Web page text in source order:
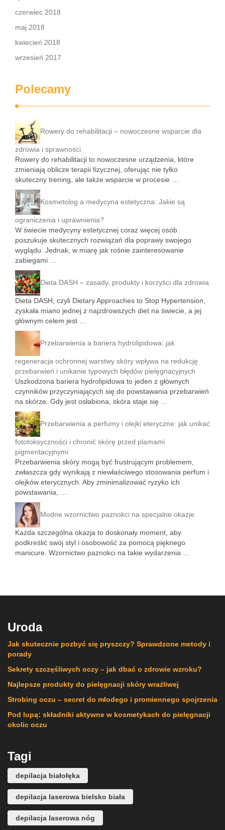
czerwiec 2018
maj 2018
kwiecień 2018
wrzesień 2017
Polecamy
Rowery do rehabilitacji – nowoczesne wsparcie dla
zdrowia i sprawności
Rowery do rehabilitacji to nowoczesne urządzenia, które
zmieniają oblicze terapii fizycznej, oferując nie tylko
skuteczny trening, ale także wsparcie w procesie …
Kosmetolog a medycyna estetyczna: Jakie są
ograniczenia i uprawnienia?
W świecie medycyny estetycznej coraz więcej osób
poszukuje skutecznych rozwiązań dla poprawy swojego
wyglądu. Jednak, w miarę jak rośnie zainteresowanie
zabiegami …
Dieta DASH – zasady, produkty i korzyści dla zdrowia
Dieta DASH, czyli Dietary Approaches to Stop Hypertension,
zyskała miano jednej z najzdrowszych diet na świecie, a jej
głównym celem jest …
Przebarwienia a bariera hydrolipidowa: jak
regeneracja ochronnej warstwy skóry wpływa na redukcję
przebarwień i unikanie typowych błędów pielęgnacyjnych
Uszkodzona bariera hydrolipidowa to jeden z głównych
czynników przyczyniających się do powstawania przebarwień
na skórze. Gdy jest osłabiona, skóra staje się …
Przebarwienia a perfumy i olejki eteryczne: jak unikać
fototoksyczności i chronić skórę przed plamami
pigmentacyjnymi
Przebarwienia skóry mogą być frustrującym problemem,
zwłaszcza gdy wynikają z niewłaściwego stosowania perfum i
olejków eterycznych. Aby zminimalizować ryzyko ich
powstawania, …
Modne wzornictwo paznokci na specjalne okazje
Każda szczególna okazja to doskonały moment, aby
podkreślić swój styl i osobowość za pomocą pięknego
manicure. Wzornictwo paznokci na takie wydarzenia …
Uroda
Jak skutecznie pozbyć się pryszczy? Sprawdzone metody i
porady
Sekrety szczęśliwych oczy – jak dbać o zdrowie wzroku?
Najlepsze produkty do pielęgnacji skóry wrażliwej
Strobing oczu – secret do młodego i promiennego spojrzenia
Pod lupą: składniki aktywne w kosmetykach do pielęgnacji
okolic oczu
Tagi
depilacja białołęka
depilacja laserowa bielsko biała
depilacja laserowa nóg